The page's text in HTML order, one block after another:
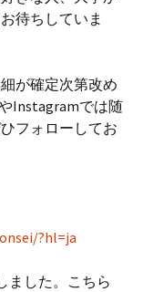
待ちしていま
が確定次第改め
Instagramでは随
フォローしてお
?hl=ja
ました。こちら